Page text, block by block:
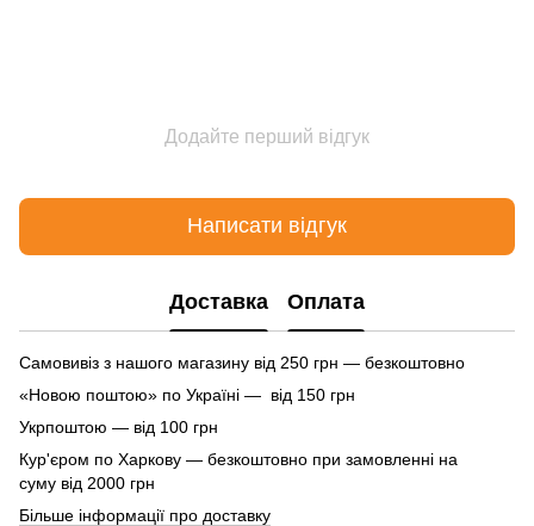
Додайте перший відгук
Написати відгук
Доставка Оплата
Самовивіз з нашого магазину від 250 грн — безкоштовно
«Новою поштою» по Україні — від 150 грн
Укрпоштою — від 100 грн
Кур'єром по Харкову — безкоштовно при замовленні на
суму від 2000 грн
Більше інформації про доставку